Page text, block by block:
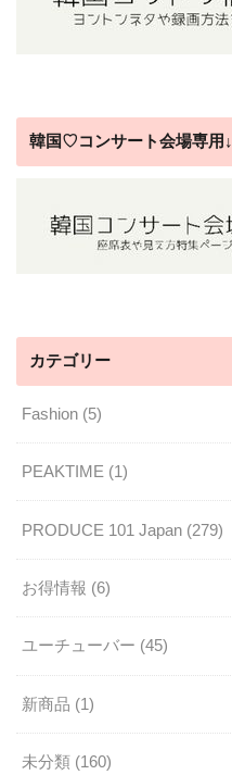
韓国♡コンサート会場専用↓
カテゴリー
Fashion (5)
PEAKTIME (1)
PRODUCE 101 Japan (279)
お得情報 (6)
ユーチューバー (45)
新商品 (1)
未分類 (160)